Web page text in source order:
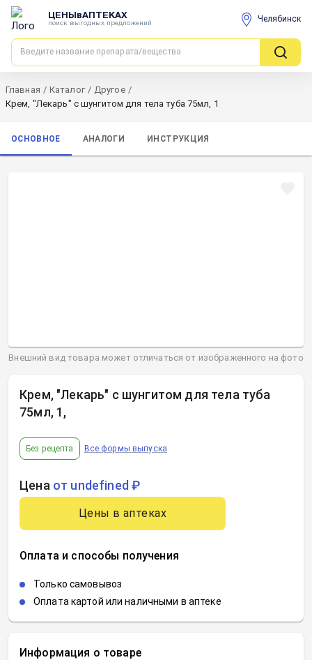
ЦЕНЫвАПТЕКАХ
поиск выгодных предложений Челябинск
Главная / Каталог / Другое /
Крем, "Лекарь" с шунгитом для тела туба 75мл, 1
ОСНОВНОЕ АНАЛОГИ ИНСТРУКЦИЯ
Информация о товаре
Крем, "Лекарь" с шунгитом для тела туба
75мл, 1 ,
Без рецепта Все формы выпуска
Цена от undefined ₽
Цены в аптеках
Оплата и способы получения
Только самовывоз
Оплата картой или наличными в аптеке
Внешний вид товара может отличаться от изображенного на фото